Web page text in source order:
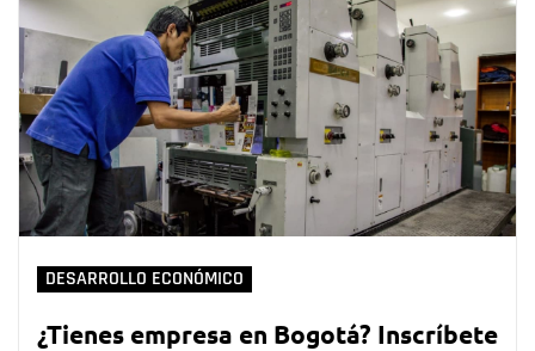
DESARROLLO ECONÓMICO
¿Tienes empresa en Bogotá? Inscríbete